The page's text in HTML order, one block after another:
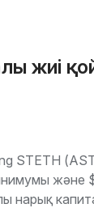
жиі
STETH
және
нарық